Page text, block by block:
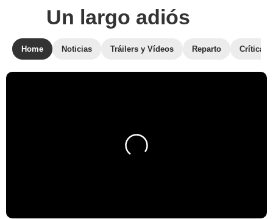
Un largo adiós
Home Noticias Tráilers y Vídeos Reparto Críticas